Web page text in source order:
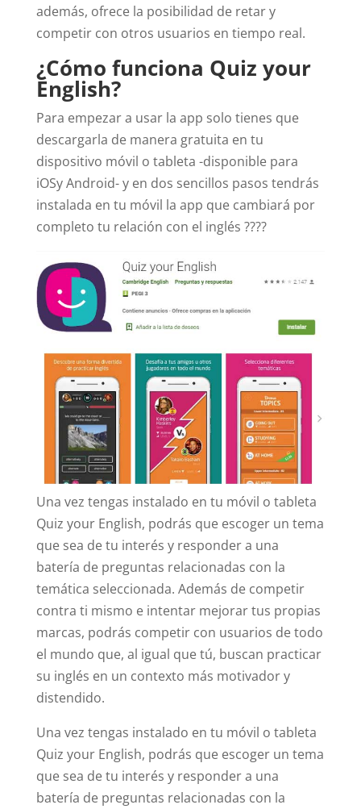
además, ofrece la posibilidad de retar y
competir con otros usuarios en tiempo real.
¿Cómo funciona Quiz your
English?
Para empezar a usar la app solo tienes que
descargarla de manera gratuita en tu
dispositivo móvil o tableta -disponible para
iOSy Android- y en dos sencillos pasos tendrás
instalada en tu móvil la app que cambiará por
completo tu relación con el inglés ????
Una vez tengas instalado en tu móvil o tableta
Quiz your English, podrás que escoger un tema
que sea de tu interés y responder a una
batería de preguntas relacionadas con la
temática seleccionada. Además de competir
contra ti mismo e intentar mejorar tus propias
marcas, podrás competir con usuarios de todo
el mundo que, al igual que tú, buscan practicar
su inglés en un contexto más motivador y
distendido.
Una vez tengas instalado en tu móvil o tableta
Quiz your English, podrás que escoger un tema
que sea de tu interés y responder a una
batería de preguntas relacionadas con la